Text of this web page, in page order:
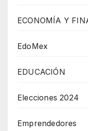
ECONOMÍA Y
EdoMex
EDUCACIÓN
Elecciones 2024
Emprendedores